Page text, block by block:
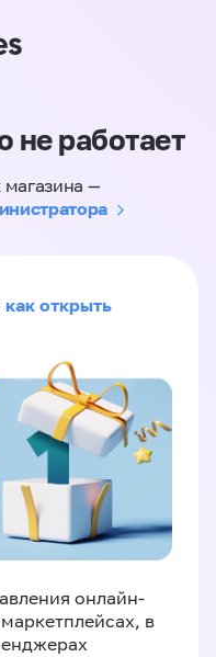
не работает
магазина —
как открыть
онлайн-
в